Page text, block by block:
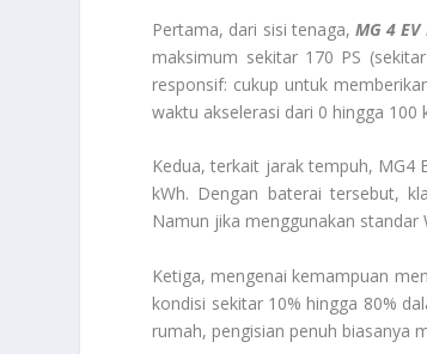
Pertama, dari sisi tenaga,MG 4
maksimum sekitar 170 PS
responsif: cukup untuk
waktu akselerasi dari 0 hingga
Kedua, terkait jarak tempuh, MG4
kWh. Dengan baterai tersebut,
Namun jika menggunakan standar
Ketiga, mengenai kemampuan
kondisi sekitar 10% hingga 80%
rumah, pengisian penuh biasanya